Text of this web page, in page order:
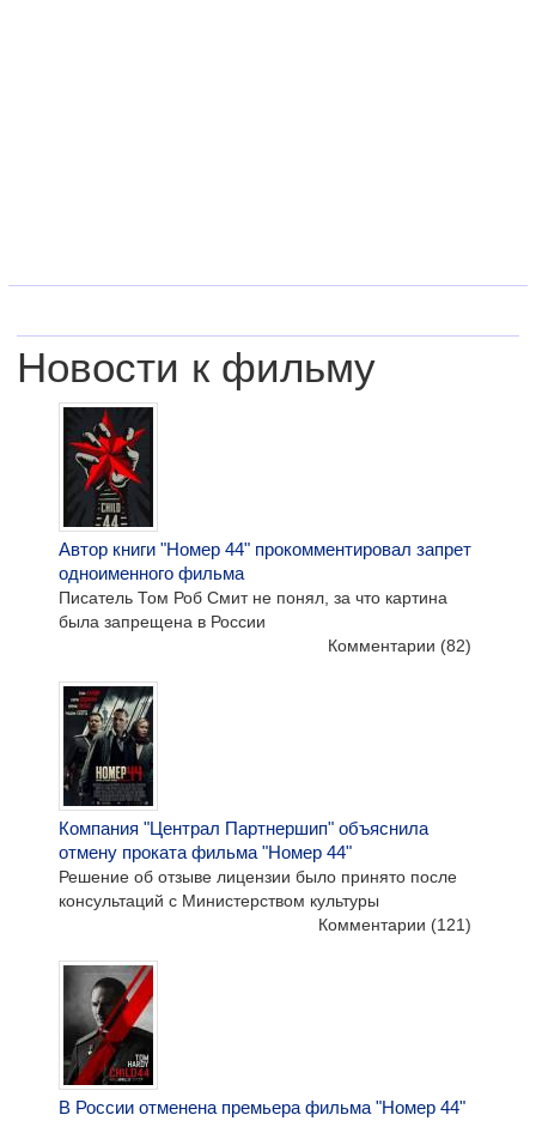
Новости к фильму
Автор книги "Номер 44" прокомментировал запрет
одноименного фильма
Писатель Том Роб Смит не понял, за что картина
была запрещена в России
Комментарии (82)
Компания "Централ Партнершип" объяснила
отмену проката фильма "Номер 44"
Решение об отзыве лицензии было принято после
консультаций с Министерством культуры
Комментарии (121)
В России отменена премьера фильма "Номер 44"